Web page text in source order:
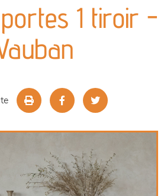
1 tiroir -